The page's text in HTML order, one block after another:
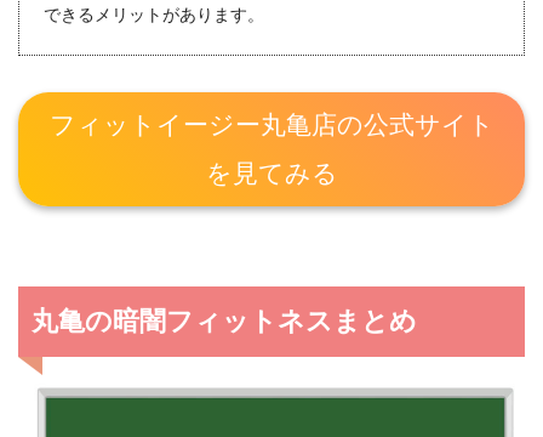
できるメリットがあります。
フィットイージー丸亀店の公式サイト
を見てみる
丸亀の暗闇フィットネスまとめ